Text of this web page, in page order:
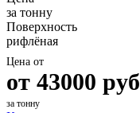
за тонну
Поверхность
рифлёная
Цена от
от 43000 руб
за тонну